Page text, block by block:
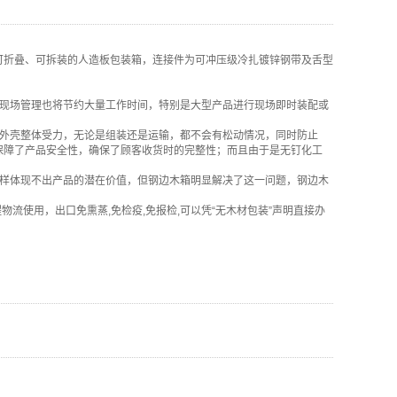
叠、可拆装的人造板包装箱，连接件为可冲压级冷扎镀锌钢带及舌型
场管理也将节约大量工作时间，特别是大型产品进行现场即时装配或
壳整体受力，无论是组装还是运输，都不会有松动情况，同时防止
了产品安全性，确保了顾客收货时的完整性；而且由于是无钉化工
体现不出产品的潜在价值，但钢边木箱明显解决了这一问题，钢边木
使用，出口免熏蒸,免检疫,免报检,可以凭“无木材包装”声明直接办